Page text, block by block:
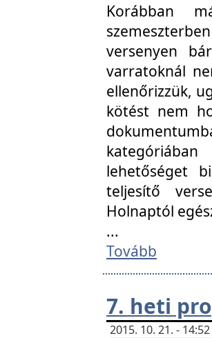
Korábban
versenyen
varratoknál
ellenőrizzük,
kötést nem
lehetőséget
teljesítő
Holnaptól
...
Tovább
7. heti
2015. 10. 21. -